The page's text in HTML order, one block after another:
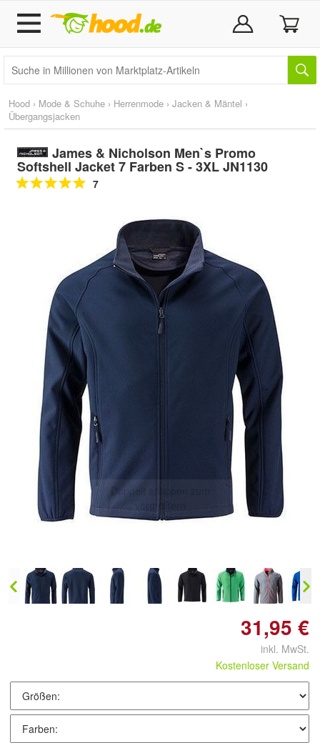
Hood › Mode & Schuhe › Herrenmode › Jacken & Mäntel ›
Übergangsjacken
James & Nicholson Men`s Promo
Softshell Jacket 7 Farben S - 3XL JN1130
7
Doppelt antippen zum
vergrößern
31,95 €
inkl. MwSt.
Kostenloser Versand